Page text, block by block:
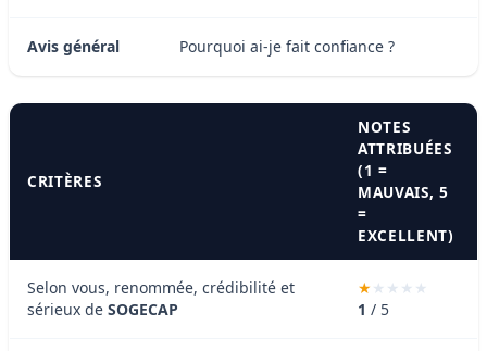
Avis général Pourquoi ai-je fait confiance ?
CRITÈRES
NOTES
ATTRIBUÉES
(1 =
MAUVAIS, 5
=
EXCELLENT)
Selon vous, renommée, crédibilité et
sérieux de SOGECAP 1 / 5